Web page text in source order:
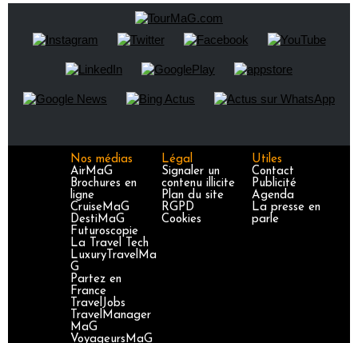
Nos médias
AirMaG
Brochures en
ligne
CruiseMaG
DestiMaG
Futuroscopie
La Travel Tech
LuxuryTravelMa
G
Partez en
France
TravelJobs
TravelManager
MaG
VoyageursMaG
Légal
Signaler un
contenu illicite
Plan du site
RGPD
Cookies
Utiles
Contact
Publicité
Agenda
La presse en
parle